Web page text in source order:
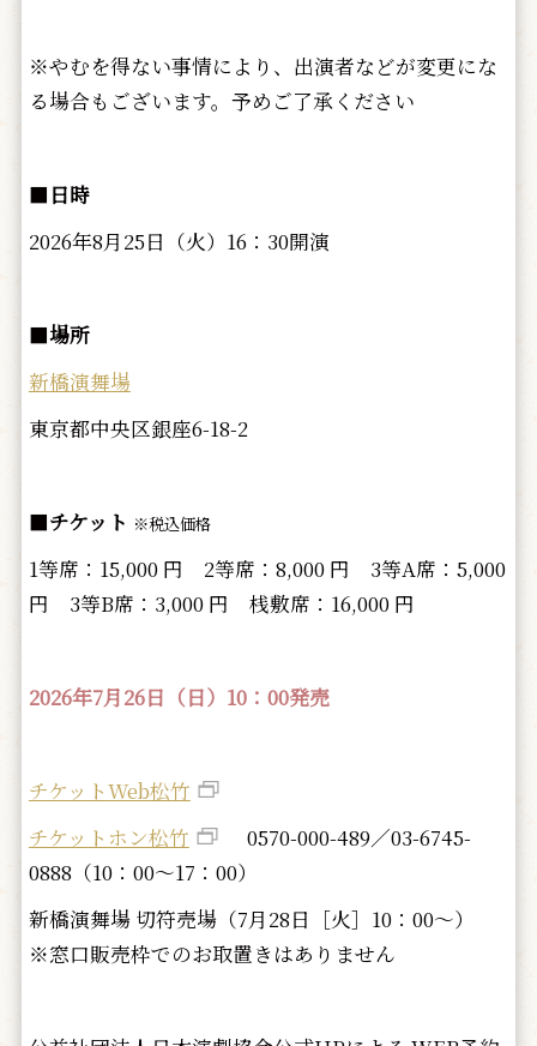
※やむを得ない事情により、出演者などが変更にな
る場合もございます。予めご了承ください
■ 日時
2026年8月25日（火）16：30開演
■場所
新橋演舞場
東京都中央区銀座6-18-2
■チケット ※税込価格
1等席：15,000 円 2等席：8,000 円 3等A席：5,000
円 3等B席：3,000 円 桟敷席：16,000 円
2026年7月26日（日）10：00発売
チケットWeb松竹
チケットホン松竹
0570-000-489／03-6745-
0888（10：00～17：00）
新橋演舞場 切符売場（7月28日［火］10：00～）
※窓口販売枠でのお取置きはありません